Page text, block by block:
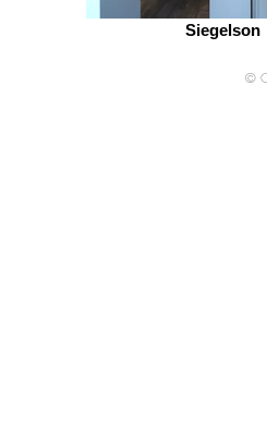
Siegelson
©